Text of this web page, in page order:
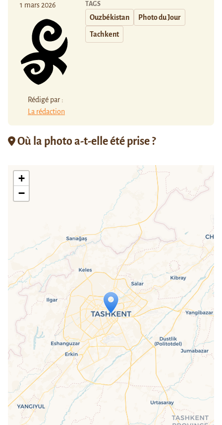
1 mars 2026
Rédigé par :
La rédaction
TAGS
Ouzbékistan Photo du Jour
Tachkent
Où la photo a-t-elle été prise ?
Travelers' Map is loading...
If you see this after your page is
loaded completely, leafletJS files are
missing.
+
−